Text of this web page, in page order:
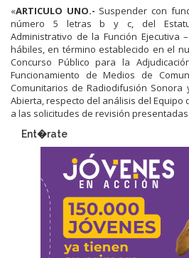
«ARTICULO UNO.- Suspender con
número 5 letras b y c, del
Administrativo de la Función Ejecutiva
hábiles, en término establecido en el
Concurso Público para la
Funcionamiento de Medios de
Comunitarios de Radiodifusión
Abierta, respecto del análisis del Equipo
a las solicitudes de revisión
Ent�rate